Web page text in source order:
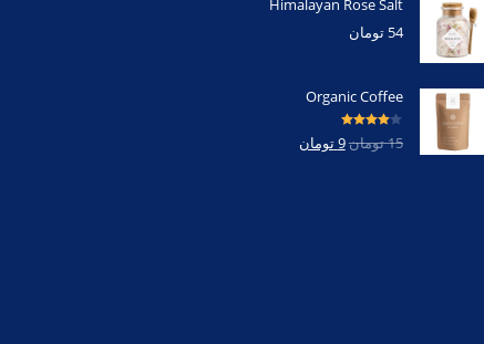
Himalayan Rose Salt
54 تومان
Organic Coffee
امتیاز4.00
از 5 15تومان9تومان